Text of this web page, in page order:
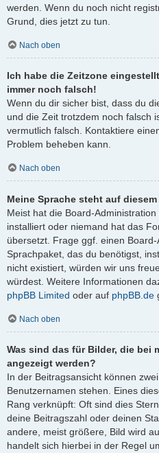
werden. Wenn du noch nicht
Grund, dies jetzt zu tun.
Nach oben
Ich habe die Zeitzone
immer noch falsch!
Wenn du dir sicher bist, dass du
und die Zeit trotzdem noch falsch
vermutlich falsch. Kontaktiere
Problem beheben kann.
Nach oben
Meine Sprache steht auf
Meist hat die Board-
installiert oder niemand hat das
übersetzt. Frage ggf. einen
Sprachpaket, das du benötigst,
nicht existiert, würden wir uns
würdest. Weitere Informationen
phpBB Limited oder auf phpBB.de
Nach oben
Was sind das für Bilder, die bei
angezeigt werden?
In der Beitragsansicht können
Benutzernamen stehen. Eines
Rang verknüpft: Oft sind dies
deine Beitragszahl oder deinen
andere, meist größere, Bild wird
handelt sich hierbei in der Regel